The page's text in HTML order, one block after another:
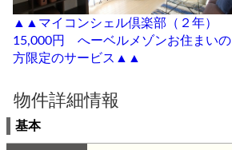
▲▲マイコンシェル倶楽部（２年）
15,000円 へーベルメゾンお住まいの
方限定のサービス▲▲
物件詳細情報
基本